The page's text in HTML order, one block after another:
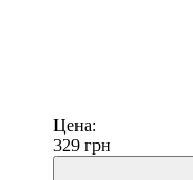
Цена:
329 грн